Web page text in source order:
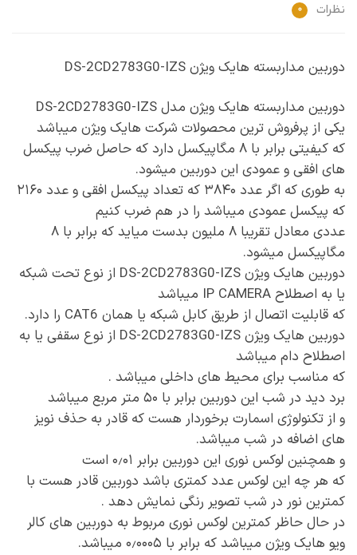
نظرات 0
دوربین مداربسته هایک ویژن DS-2CD2783G0-IZS
دوربین مداربسته هایک ویژن مدل DS-2CD2783G0-IZS
یکی از پرفروش ترین محصولات شرکت هایک ویژن میباشد
که کیفیتی برابر با ۸ مگاپیکسل دارد که حاصل ضرب پیکسل
های افقی و عمودی این دوربین میشود.
به طوری که اگر عدد ۳۸۴۰ که تعداد پیکسل افقی و عدد ۲۱۶۰
که پیکسل عمودی میباشد را در هم ضرب کنیم
عددی معادل تقریبا ۸ ملیون بدست میاید که برابر با ۸
مگاپیکسل میشود.
دوربین هایک ویژن DS-2CD2783G0-IZS از نوع تحت شبکه
یا به اصطلاح IP CAMERA میباشد
که قابلیت اتصال از طریق کابل شبکه یا همان CAT6 را دارد.
دوربین هایک ویژن DS-2CD2783G0-IZS از نوع سقفی یا به
اصطلاح دام میباشد
که مناسب برای محیط های داخلی میباشد .
برد دید در شب این دوربین برابر با ۵۰ متر مربع میباشد
و از تکنولوژی اسمارت برخوردار هست که قادر به حذف نویز
های اضافه در شب میباشد.
و همچنین لوکس نوری این دوربین برابر ۰٫۰۱ است
که هر چه این لوکس عدد کمتری باشد دوربین قادر هست با
کمترین نور در شب تصویر رنگی نمایش دهد .
در حال حاظر کمترین لوکس نوری مربوط به دوربین های کالر
ویو هایک ویژن میباشد که برابر با ۰٫۰۰۰۵ میباشد.